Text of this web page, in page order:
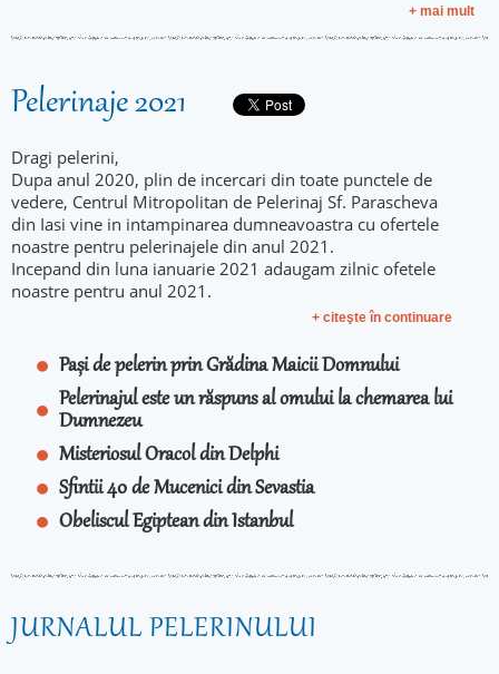
+ mai mult
Pelerinaje 2021
Dragi pelerini,
Dupa anul 2020, plin de incercari din toate punctele de
vedere, Centrul Mitropolitan de Pelerinaj Sf. Parascheva
din Iasi vine in intampinarea dumneavoastra cu ofertele
noastre pentru pelerinajele din anul 2021.
Incepand din luna ianuarie 2021 adaugam zilnic ofetele
noastre pentru anul 2021.
+ citeşte în continuare
Pași de pelerin prin Grădina Maicii Domnului
Pelerinajul este un răspuns al omului la chemarea lui
Dumnezeu
Misteriosul Oracol din Delphi
Sfintii 40 de Mucenici din Sevastia
Obeliscul Egiptean din Istanbul
JURNALUL PELERINULUI